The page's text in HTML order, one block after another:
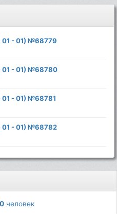
01 - 01) №68779
01 - 01) №68780
01 - 01) №68781
01 - 01) №68782
0 человек